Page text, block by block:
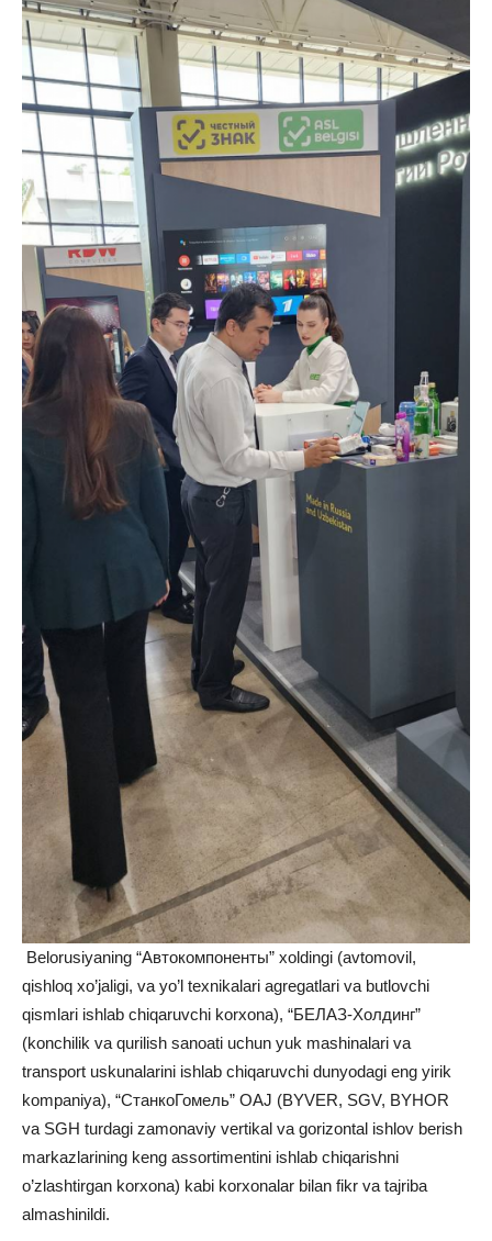
Belorusiyaning “Автокомпоненты” xoldingi (avtomovil,
qishloq xo’jaligi, va yo’l texnikalari agregatlari va butlovchi
qismlari ishlab chiqaruvchi korxona), “БЕЛАЗ-Холдинг”
(konchilik va qurilish sanoati uchun yuk mashinalari va
transport uskunalarini ishlab chiqaruvchi dunyodagi eng yirik
kompaniya), “СтанкоГомель” OAJ (BYVER, SGV, BYHOR
va SGH turdagi zamonaviy vertikal va gorizontal ishlov berish
markazlarining keng assortimentini ishlab chiqarishni
o’zlashtirgan korxona) kabi korxonalar bilan fikr va tajriba
almashinildi.